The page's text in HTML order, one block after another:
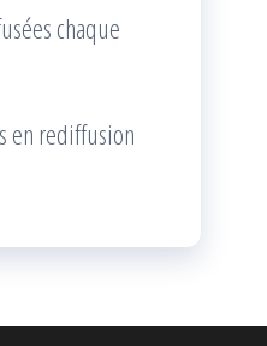
chaque
en rediffusion